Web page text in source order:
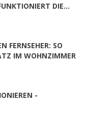
DIE
FERNSEHER: SO
IM WOHNZIMMER
-